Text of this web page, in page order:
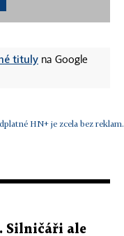
tituly na Google
HN+ je zcela bez reklam.
Silničáři ale